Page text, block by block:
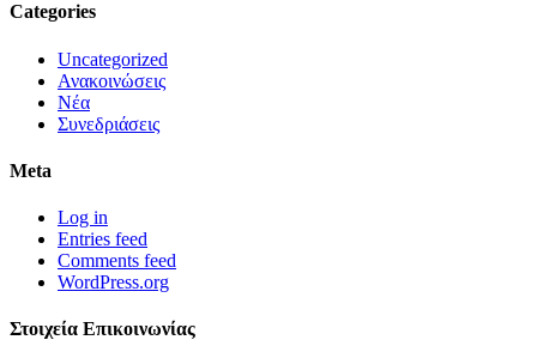
Categories
Uncategorized
Ανακοινώσεις
Νέα
Συνεδριάσεις
Meta
Log in
Entries feed
Comments feed
WordPress.org
Στοιχεία Επικοινωνίας